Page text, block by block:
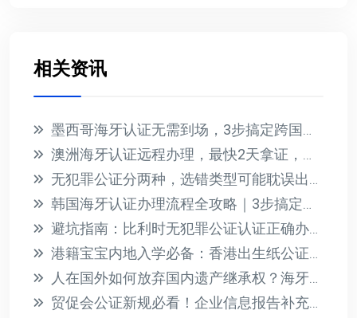
相关资讯
墨西哥海牙认证无需到场，3步搞定跨国文件公证
澳洲海牙认证远程办理，最快2天拿证，无需到场
无犯罪公证分两种，选错类型可能耽误出国！
韩国海牙认证办理流程全攻略｜3步搞定文件公证加签
避坑指南：比利时无犯罪公证认证正确办理流程
港籍宝宝内地入学必备：香港出生纸公证3天加急办理全攻略
人在国外如何放弃国内遗产继承权？海牙认证声明书办理指南
贸促会公证新规必看！企业信息报告补充说明模板与办理指南